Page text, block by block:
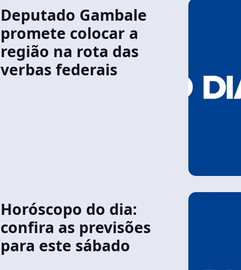
Deputado Gambale
promete colocar a
região na rota das
verbas federais
Horóscopo do dia:
confira as previsões
para este sábado